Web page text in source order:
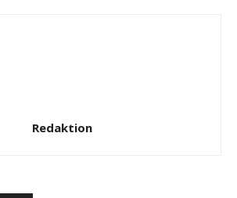
Redaktion